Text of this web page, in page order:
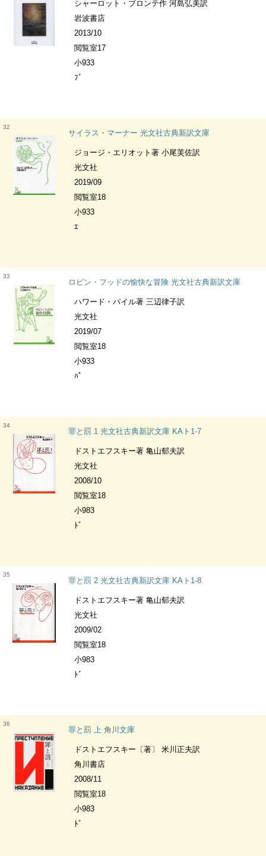
シャーロット・ブロンテ作 河島弘美訳
岩波書店
2013/10
閲覧室17
小933
ﾌﾞ
32
サイラス・マーナー 光文社古典新訳文庫
ジョージ・エリオット著 小尾芙佐訳
光文社
2019/09
閲覧室18
小933
ｴ
33
ロビン・フッドの愉快な冒険 光文社古典新訳文庫
ハワード・パイル著 三辺律子訳
光文社
2019/07
閲覧室18
小933
ﾊﾟ
34
罪と罰 1 光文社古典新訳文庫 KAト1-7
ドストエフスキー著 亀山郁夫訳
光文社
2008/10
閲覧室18
小983
ﾄﾞ
35
罪と罰 2 光文社古典新訳文庫 KAト1-8
ドストエフスキー著 亀山郁夫訳
光文社
2009/02
閲覧室18
小983
ﾄﾞ
36
罪と罰 上 角川文庫
ドストエフスキー〔著〕 米川正夫訳
角川書店
2008/11
閲覧室18
小983
ﾄﾞ